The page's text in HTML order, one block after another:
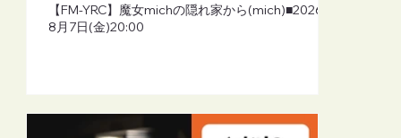
【FM-YRC】魔女michの隠れ家から(mich)■2026年
8月7日(金)20:00